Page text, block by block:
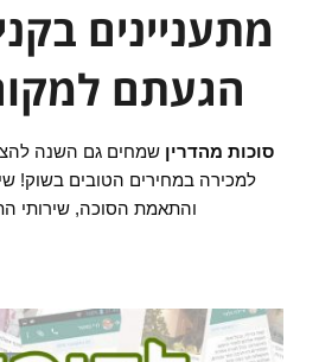
מתעניינים
הגעתם
סוכות מהדרין שמחים גם השנה
למכירה במחירים הטובים בשוק!
והתאמת הסוכה, שירותי